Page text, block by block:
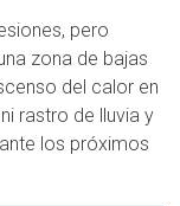
pero
zona de bajas
del calor en
rastro de lluvia y
los próximos